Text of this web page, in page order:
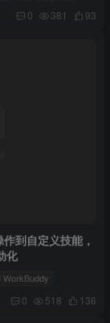
0 381 93
到自定义技能，
化
WorkBuddy
0 518 136